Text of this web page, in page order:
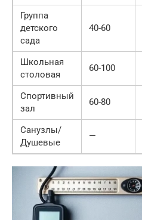
Группа
детского
сада
40-60
Школьная
столовая
60-100
Спортивный
зал
60-80
Санузлы/
Душевые
—